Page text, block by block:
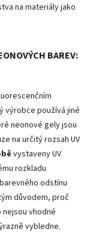
na materiály jako
BAREV:
výrobce používá jiné
neonové gely jsou
na určitý rozsah UV
vystaveny UV
rozkladu
odstínu
důvodem, proč
vhodné
vybledne.